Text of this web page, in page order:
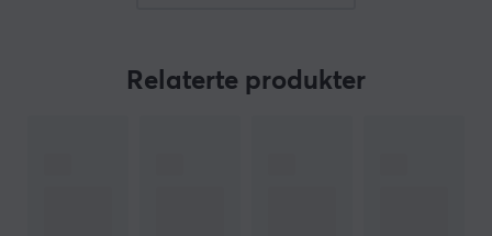
jobbing, og kan gå i evigheter før batteriene må skiftes
Relaterte produkter